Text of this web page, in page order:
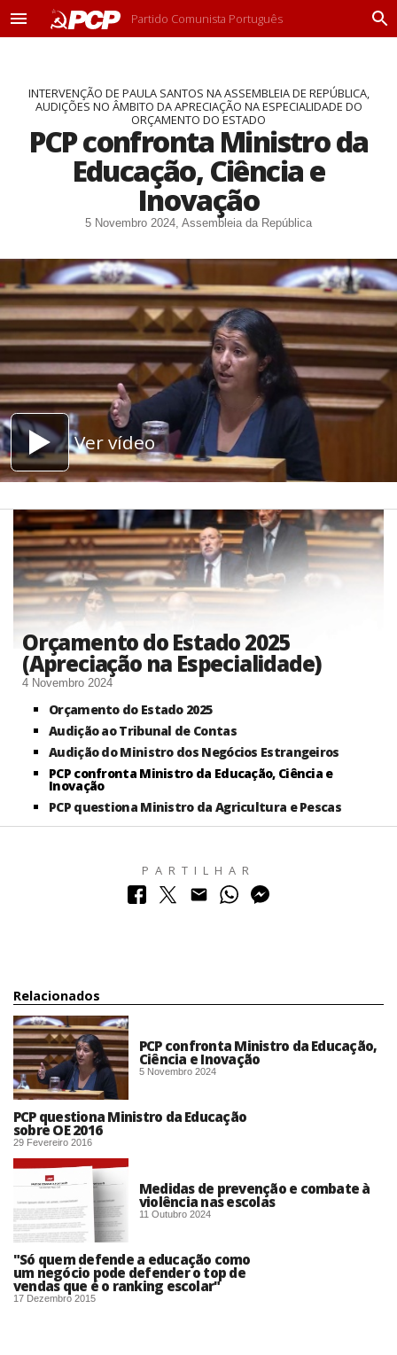
M
Partido Comunista Português
P
INTERVENÇÃO DE PAULA SANTOS NA ASSEMBLEIA DE REPÚBLICA,
AUDIÇÕES NO ÂMBITO DA APRECIAÇÃO NA ESPECIALIDADE DO
ORÇAMENTO DO ESTADO
PCP confronta Ministro da
Educação, Ciência e
Inovação​
5 Novembro 2024, Assembleia da República
Ver vídeo
Orçamento do Estado 2025
(Apreciação na Especialidade)
4 Novembro 2024
Orçamento do Estado 2025
Audição ao Tribunal de Contas
Audição do Ministro dos Negócios Estrangeiros
PCP confronta Ministro da Educação, Ciência e
Inovação​
PCP questiona Ministro da Agricultura e Pescas
PARTILHAR
Relacionados
PCP confronta Ministro da Educação,
Ciência e Inovação​
5 Novembro 2024
PCP questiona Ministro da Educação
sobre OE 2016
29 Fevereiro 2016
Medidas de prevenção e combate à
violência nas escolas
11 Outubro 2024
"Só quem defende a educação como
um negócio pode defender o top de
vendas que é o ranking escolar"
17 Dezembro 2015